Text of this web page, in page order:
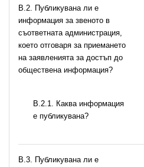
В.2. Публикувана ли е
информация за звеното в
съответната администрация,
което отговаря за приемането
на заявленията за достъп до
обществена информация?
B.2.1. Каква информация
е публикувана?
В.3. Публикувана ли е